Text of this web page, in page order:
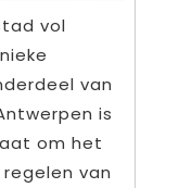
vol
van
is
om het
van